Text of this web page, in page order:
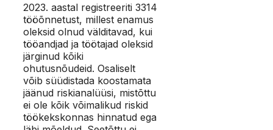
2023. aastal registreeriti 3314
tööõnnetust, millest enamus
oleksid olnud välditavad, kui
tööandjad ja töötajad oleksid
järginud kõiki
ohutusnõudeid. Osaliselt
võib süüdistada koostamata
jäänud riskianalüüsi, mistõttu
ei ole kõik võimalikud riskid
töökekskonnas hinnatud ega